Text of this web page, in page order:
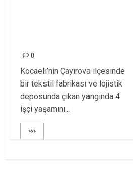
0
Kocaeli’nin Çayırova ilçesinde
bir tekstil fabrikası ve lojistik
deposunda çıkan yangında 4
işçi yaşamını...
>>>